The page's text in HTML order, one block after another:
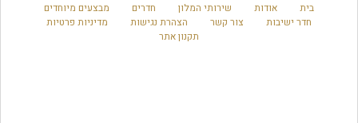
בית אודות שירותי המלון חדרים
מבצעים מיוחדים
חדר ישיבות
צור קשר הצהרת נגישות
מדיניות פרטיות
תקנון אתר